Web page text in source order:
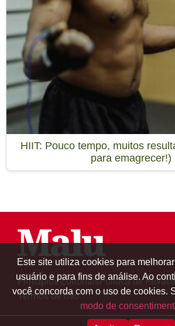
HIIT: Pouco tempo, muitos
para emagrecer!)
Princípios EditoriaisPolítica de
Termos de Uso
Este site utiliza cookies para
usuário e para fins de análise. Ao
você concorda com o uso de cookies.
modo de